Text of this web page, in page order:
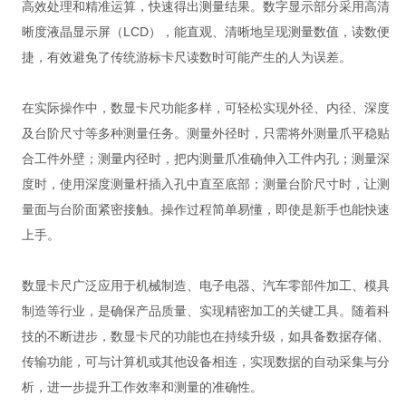
高效处理和精准运算，快速得出测量结果。数字显示部分采用高清
晰度液晶显示屏（LCD），能直观、清晰地呈现测量数值，读数便
捷，有效避免了传统游标卡尺读数时可能产生的人为误差。
在实际操作中，数显卡尺功能多样，可轻松实现外径、内径、深度
及台阶尺寸等多种测量任务。测量外径时，只需将外测量爪平稳贴
合工件外壁；测量内径时，把内测量爪准确伸入工件内孔；测量深
度时，使用深度测量杆插入孔中直至底部；测量台阶尺寸时，让测
量面与台阶面紧密接触。操作过程简单易懂，即使是新手也能快速
上手。
数显卡尺广泛应用于机械制造、电子电器、汽车零部件加工、模具
制造等行业，是确保产品质量、实现精密加工的关键工具。随着科
技的不断进步，数显卡尺的功能也在持续升级，如具备数据存储、
传输功能，可与计算机或其他设备相连，实现数据的自动采集与分
析，进一步提升工作效率和测量的准确性。